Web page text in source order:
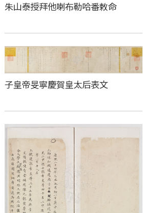
朱山泰授拜他喇布勒哈番敕命
子皇帝旻寧慶賀皇太后表文